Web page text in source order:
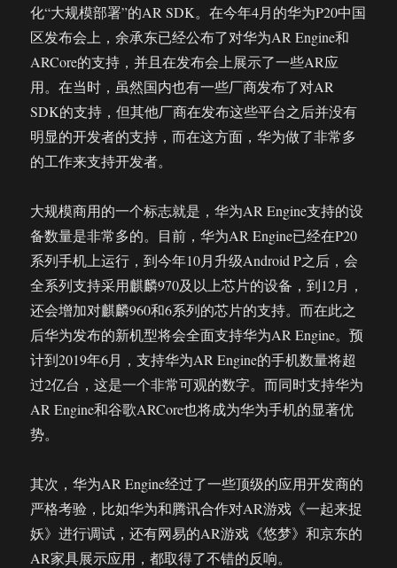
化“大规模部署”的AR SDK。在今年4月的华为P20中国
区发布会上，余承东已经公布了对华为AR Engine和
ARCore的支持，并且在发布会上展示了一些AR应
用。在当时，虽然国内也有一些厂商发布了对AR
SDK的支持，但其他厂商在发布这些平台之后并没有
明显的开发者的支持，而在这方面，华为做了非常多
的工作来支持开发者。
大规模商用的一个标志就是，华为AR Engine支持的设
备数量是非常多的。目前，华为AR Engine已经在P20
系列手机上运行，到今年10月升级Android P之后，会
全系列支持采用麒麟970及以上芯片的设备，到12月，
还会增加对麒麟960和6系列的芯片的支持。而在此之
后华为发布的新机型将会全面支持华为AR Engine。预
计到2019年6月，支持华为AR Engine的手机数量将超
过2亿台，这是一个非常可观的数字。而同时支持华为
AR Engine和谷歌ARCore也将成为华为手机的显著优
势。
其次，华为AR Engine经过了一些顶级的应用开发商的
严格考验，比如华为和腾讯合作对AR游戏《一起来捉
妖》进行调试，还有网易的AR游戏《悠梦》和京东的
AR家具展示应用，都取得了不错的反响。